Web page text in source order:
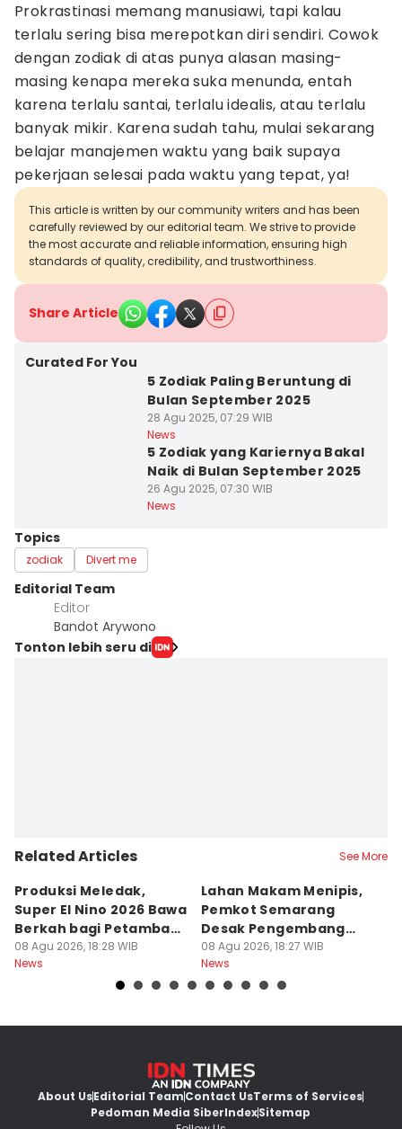
Prokrastinasi memang manusiawi, tapi kalau
terlalu sering bisa merepotkan diri sendiri. Cowok
dengan zodiak di atas punya alasan masing-
masing kenapa mereka suka menunda, entah
karena terlalu santai, terlalu idealis, atau terlalu
banyak mikir. Karena sudah tahu, mulai sekarang
belajar manajemen waktu yang baik supaya
pekerjaan selesai pada waktu yang tepat, ya!
This article is written by our community writers and has been
carefully reviewed by our editorial team. We strive to provide
the most accurate and reliable information, ensuring high
standards of quality, credibility, and trustworthiness.
Share Article
Curated For You
5 Zodiak Paling Beruntung di
Bulan September 2025
28 Agu 2025, 07:29 WIB
News
5 Zodiak yang Kariernya Bakal
Naik di Bulan September 2025
26 Agu 2025, 07:30 WIB
News
Topics
zodiak Divert me
Editorial Team
Editor
Bandot Arywono
Tonton lebih seru di
Related Articles See More
Produksi Meledak,
Super El Nino 2026 Bawa
Berkah bagi Petambak
Garam
08 Agu 2026, 18:28 WIB
News
Lahan Makam Menipis,
Pemkot Semarang
Desak Pengembang
Serahkan PSU
08 Agu 2026, 18:27 WIB
News
About UsEditorial TeamContact UsTerms of Services
Pedoman Media SiberIndexSitemap